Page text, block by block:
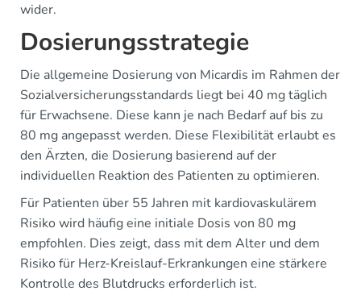
wider.
Dosierungsstrategie
Die allgemeine Dosierung von Micardis im Rahmen der
Sozialversicherungsstandards liegt bei 40 mg täglich
für Erwachsene. Diese kann je nach Bedarf auf bis zu
80 mg angepasst werden. Diese Flexibilität erlaubt es
den Ärzten, die Dosierung basierend auf der
individuellen Reaktion des Patienten zu optimieren.
Für Patienten über 55 Jahren mit kardiovaskulärem
Risiko wird häufig eine initiale Dosis von 80 mg
empfohlen. Dies zeigt, dass mit dem Alter und dem
Risiko für Herz-Kreislauf-Erkrankungen eine stärkere
Kontrolle des Blutdrucks erforderlich ist.